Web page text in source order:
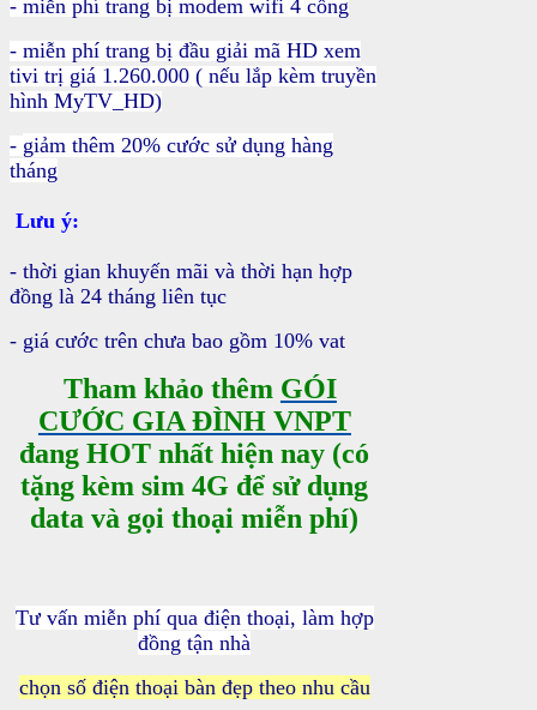
- miễn phí trang bị modem wifi 4 cổng
- miễn phí trang bị đầu giải mã HD xem
tivi trị giá 1.260.000 ( nếu lắp kèm truyền
hình MyTV_HD)
- giảm thêm 20% cước sử dụng hàng
tháng
Lưu ý:
- thời gian khuyến mãi và thời hạn hợp
đồng là 24 tháng liên tục
- giá cước trên chưa bao gồm 10% vat
Tham khảo thêm GÓI
CƯỚC GIA ĐÌNH VNPT
đang HOT nhất hiện nay (có
tặng kèm sim 4G để sử dụng
data và gọi thoại miễn phí)
Tư vấn miễn phí qua điện thoại, làm hợp
đồng tận nhà
chọn số điện thoại bàn đẹp theo nhu cầu